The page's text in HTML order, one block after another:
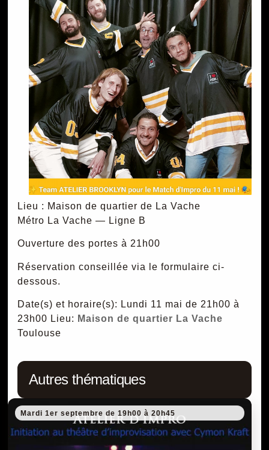
Lieu : Maison de quartier de La Vache
Métro La Vache — Ligne B
Ouverture des portes à 21h00
Réservation conseillée via le formulaire ci-
dessous.
Date(s) et horaire(s): Lundi 11 mai de 21h00 à
23h00 Lieu: Maison de quartier La Vache
Toulouse
Autres thématiques
Mardi 1er septembre de 19h00 à 20h45